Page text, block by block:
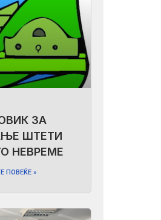
ЗА
ШТЕТИ
НЕВРЕМЕ
ПОВЕЌЕ »